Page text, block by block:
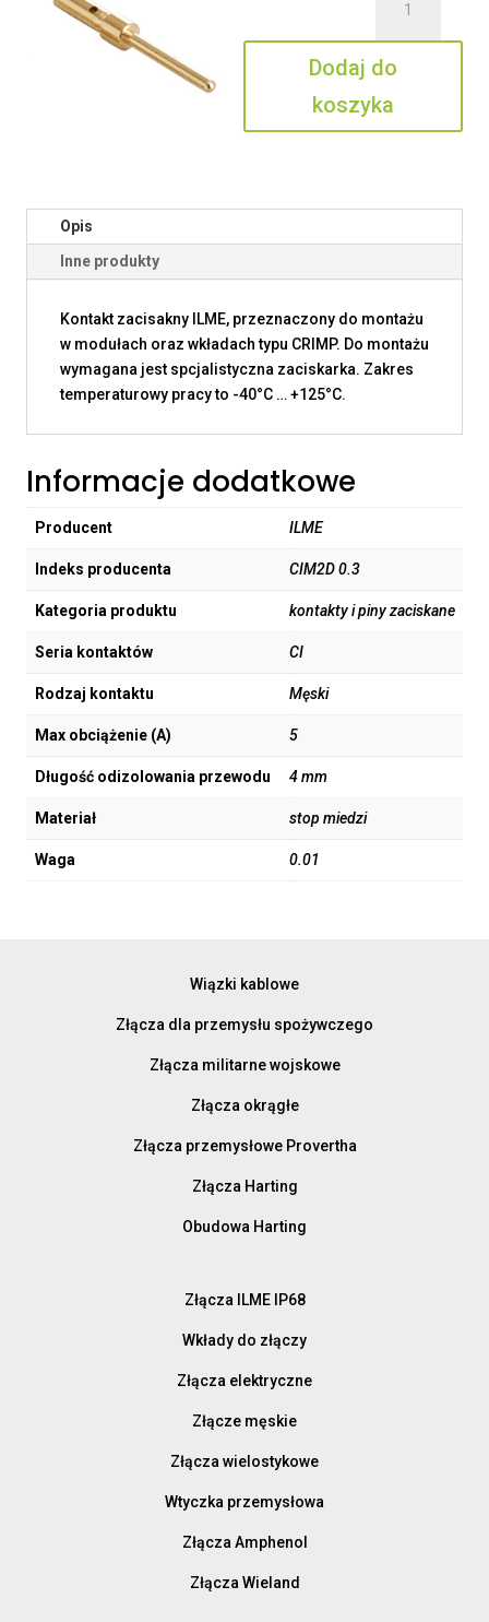
CIM2D
0.3
Dodaj do
koszyka
Opis
Inne produkty
Kontakt zacisakny ILME, przeznaczony do montażu
w modułach oraz wkładach typu CRIMP. Do montażu
wymagana jest spcjalistyczna zaciskarka. Zakres
temperaturowy pracy to -40°C … +125°C.
Informacje dodatkowe
Producent ILME
Indeks producenta CIM2D 0.3
Kategoria produktu kontakty i piny zaciskane
Seria kontaktów CI
Rodzaj kontaktu Męski
Max obciążenie (A) 5
Długość odizolowania przewodu 4 mm
Materiał stop miedzi
Waga 0.01
Wiązki kablowe
Złącza dla przemysłu spożywczego
Złącza militarne wojskowe
Złącza okrągłe
Złącza przemysłowe Provertha
Złącza Harting
Obudowa Harting
Złącza ILME IP68
Wkłady do złączy
Złącza elektryczne
Złącze męskie
Złącza wielostykowe
Wtyczka przemysłowa
Złącza Amphenol
Złącza Wieland